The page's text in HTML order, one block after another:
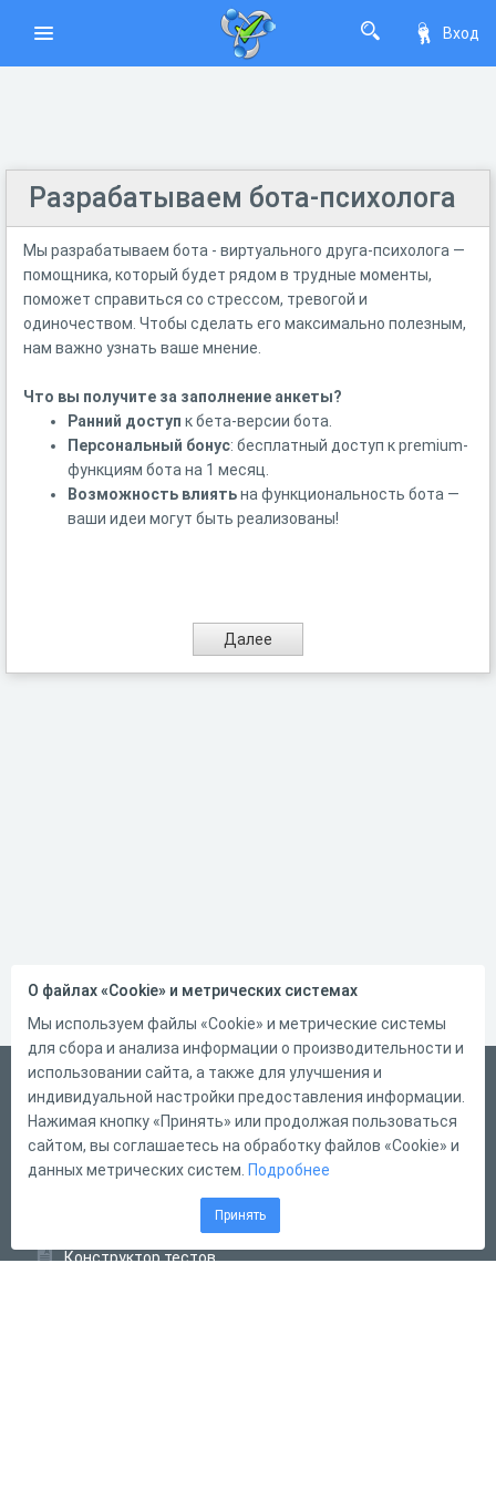
Вход
Разрабатываем бота-психолога
Мы разрабатываем бота - виртуального друга-психолога —
помощника, который будет рядом в трудные моменты,
поможет справиться со стрессом, тревогой и
одиночеством.​ Чтобы сделать его максимально полезным,
нам важно узнать ваше мнение.
Что вы получите за заполнение анкеты?
Ранний доступ к бета-версии бота.
Персональный бонус: бесплатный доступ к premium-
функциям бота на 1 месяц.
Возможность влиятьна функциональность бота —
ваши идеи могут быть реализованы!​
Русский
Справка
Форма обратной связи
Конструктор тестов
О файлах «Cookie» и метрических системах
Мы используем файлы «Cookie» и метрические системы
для сбора и анализа информации о производительности и
использовании сайта, а также для улучшения и
индивидуальной настройки предоставления информации.
Нажимая кнопку «Принять» или продолжая пользоваться
сайтом, вы соглашаетесь на обработку файлов «Cookie» и
данных метрических систем. Подробнее
Принять